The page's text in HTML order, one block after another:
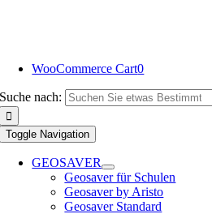
WooCommerce Cart0
Suche nach:
Toggle Navigation
GEOSAVER
Geosaver für Schulen
Geosaver by Aristo
Geosaver Standard